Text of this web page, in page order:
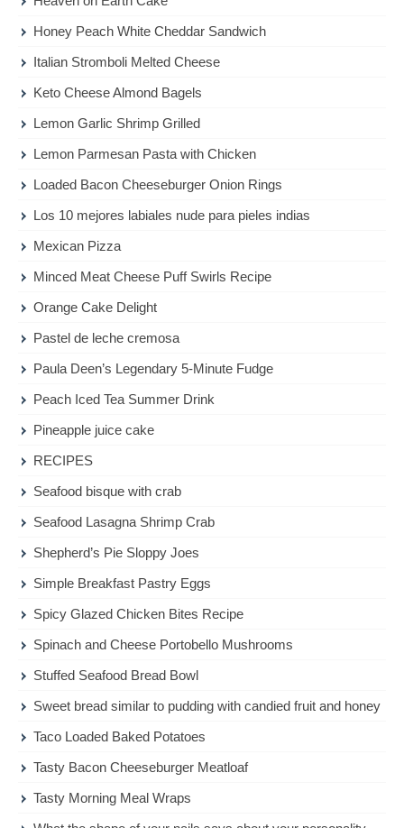
Honey Peach White Cheddar Sandwich
Italian Stromboli Melted Cheese
Keto Cheese Almond Bagels
Lemon Garlic Shrimp Grilled
Lemon Parmesan Pasta with Chicken
Loaded Bacon Cheeseburger Onion Rings
Los 10 mejores labiales nude para pieles indias
Mexican Pizza
Minced Meat Cheese Puff Swirls Recipe
Orange Cake Delight
Pastel de leche cremosa
Paula Deen’s Legendary 5-Minute Fudge
Peach Iced Tea Summer Drink
Pineapple juice cake
RECIPES
Seafood bisque with crab
Seafood Lasagna Shrimp Crab
Shepherd’s Pie Sloppy Joes
Simple Breakfast Pastry Eggs
Spicy Glazed Chicken Bites Recipe
Spinach and Cheese Portobello Mushrooms
Stuffed Seafood Bread Bowl
Sweet bread similar to pudding with candied fruit and honey
Taco Loaded Baked Potatoes
Tasty Bacon Cheeseburger Meatloaf
Tasty Morning Meal Wraps